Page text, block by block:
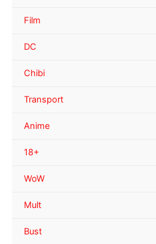
Film
DC
Chibi
Transport
Anime
18+
WoW
Mult
Bust